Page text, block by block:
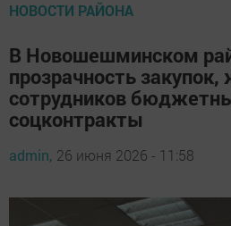
НОВОСТИ РАЙОНА
В Новошешминском
прозрачность
сотрудников
соцконтракты
admin, 26 июня 2026 - 11:58